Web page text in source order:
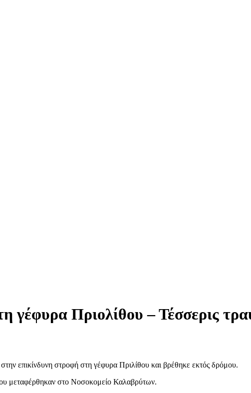
γέφυρα Πριολίθου – Τέσσερις
επικίνδυνη στροφή στη γέφυρα Πριλίθου και βρέθηκε εκτός δρόμου.
μεταφέρθηκαν στο Νοσοκομείο Καλαβρύτων.